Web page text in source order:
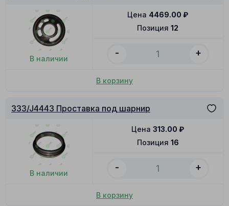
В наличии
Позиция 12
Цена 4469.00 ₽
- +
В корзину
333/J4443 Проставка под шарнир
В наличии
Позиция 16
Цена 313.00 ₽
- +
В корзину